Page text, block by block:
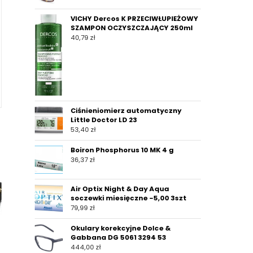
VICHY Dercos K PRZECIWŁUPIEŻOWY
SZAMPON OCZYSZCZAJĄCY 250ml
40,79 zł
Ciśnieniomierz automatyczny
Little Doctor LD 23
53,40 zł
Boiron Phosphorus 10 MK 4 g
36,37 zł
Air Optix Night & Day Aqua
soczewki miesięczne -5,00 3szt
79,99 zł
Okulary korekcyjne Dolce &
Gabbana DG 5061 3294 53
444,00 zł